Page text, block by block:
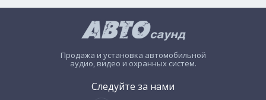
Продажа и установка автомобильной
аудио, видео и охранных систем.
Следуйте за нами